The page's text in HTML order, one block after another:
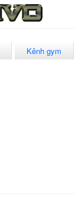
Kênh gym